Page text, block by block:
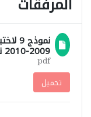
2009-2010 نهاية الفترة 3.pdf
pdf
تحميل